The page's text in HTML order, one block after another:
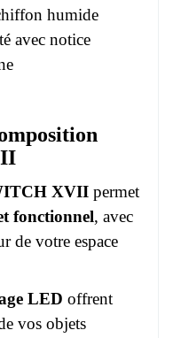
humide
avec notice
XVII permet
fonctionnel, avec
de votre espace
LED offrent
vos objets